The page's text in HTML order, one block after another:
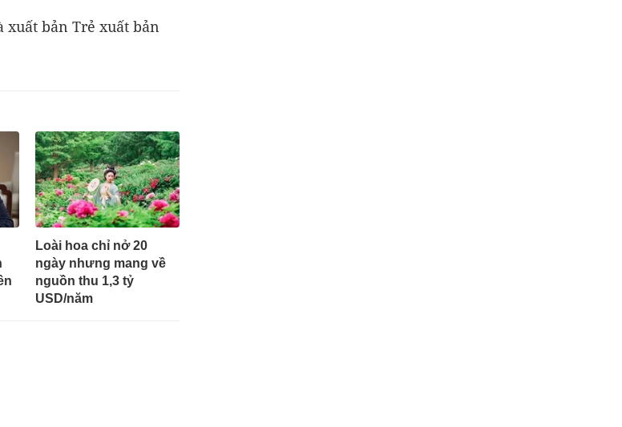
xuất bản Trẻ xuất bản
Loài hoa chỉ nở 20
ngày nhưng mang về
nguồn thu 1,3 tỷ
USD/năm